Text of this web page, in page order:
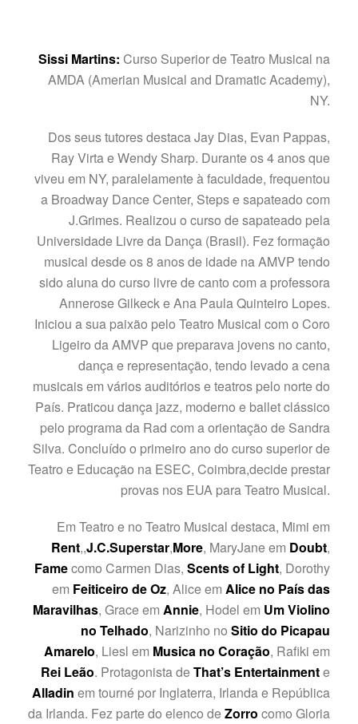
Sissi Martins: Curso Superior de Teatro Musical na
AMDA (Amerian Musical and Dramatic Academy),
NY.
Dos seus tutores destaca Jay Dias, Evan Pappas,
Ray Virta e Wendy Sharp. Durante os 4 anos que
viveu em NY, paralelamente à faculdade, frequentou
a Broadway Dance Center, Steps e sapateado com
J.Grimes. Realizou o curso de sapateado pela
Universidade Livre da Dança (Brasil). Fez formação
musical desde os 8 anos de idade na AMVP tendo
sido aluna do curso livre de canto com a professora
Annerose Gilkeck e Ana Paula Quinteiro Lopes.
Iniciou a sua paixão pelo Teatro Musical com o Coro
Ligeiro da AMVP que preparava jovens no canto,
dança e representação, tendo levado a cena
musicais em vários auditórios e teatros pelo norte do
País. Praticou dança jazz, moderno e ballet clássico
pelo programa da Rad com a orientação de Sandra
Silva. Concluído o primeiro ano do curso superior de
Teatro e Educação na ESEC, Coimbra,decide prestar
provas nos EUA para Teatro Musical.
Em Teatro e no Teatro Musical destaca, Mimi em
Rent,,J.C.Superstar,More, MaryJane em Doubt,
Famecomo Carmen Dias, Scents of Light, Dorothy
em Feiticeiro de Oz, Alice em Alice no País das
Maravilhas, Grace em Annie, Hodel em Um Violino
no Telhado, Narizinho no Sitio do Picapau
Amarelo, Liesl em Musica no Coração, Rafiki em
Rei Leão. Protagonista deThat’s Entertainmente
Alladin em tourné por Inglaterra, Irlanda e República
da Irlanda. Fez parte do elenco deZorro como Gloria